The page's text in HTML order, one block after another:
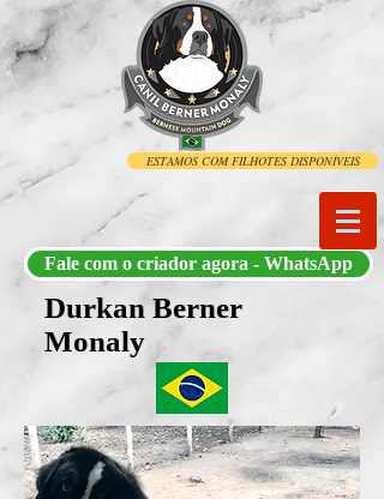
ESTAMOS COM FILHOTES DISPONÍVEIS
Fale com o criador agora - WhatsApp
Durkan Berner
Monaly